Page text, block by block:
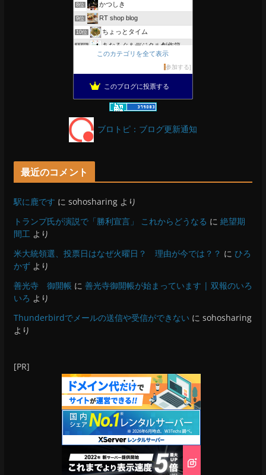
8位 かつしき
9位 RT shop blog
10位 ちょっとタイム
11位 あなろぐ＆デジタル創作箱
軽井沢まったり生活 柴犬とともに
13位 がんばれ長野
OESセｴラ＆レイラ何気ない風景
15位 のんびりいこうよ！
このカテゴリを全て表示
参加する
このブログに投票する
ブロトピ：ブログ更新通知
最近のコメント
駅に鹿です に sohosharingより
トランプ氏が演説で「勝利宣言」 これからどうなる に 絶望期
間工より
米大統領選、投票日はなぜ火曜日？ 理由が今では？？ に ひろ
かずより
善光寺 御開帳 に 善光寺御開帳が始まっています | 双報のいろ
いろ より
Thunderbirdでメールの送信や受信ができない に sohosharing
より
[PR]